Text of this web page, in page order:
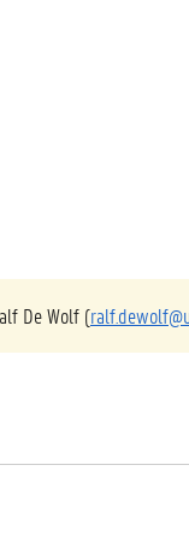
De Wolf (